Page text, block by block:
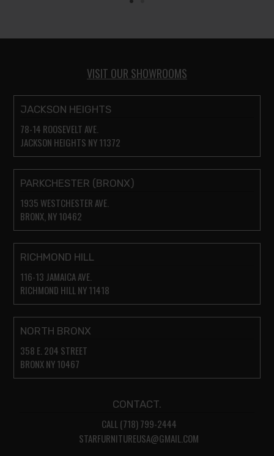
VISIT OUR SHOWROOMS
JACKSON HEIGHTS
78-14 ROOSEVELT AVE.
JACKSON HEIGHTS NY 11372
PARKCHESTER (BRONX)
1935 WESTCHESTER AVE.
BRONX, NY 10462
RICHMOND HILL
116-13 JAMAICA AVE.
RICHMOND HILL NY 11418
NORTH BRONX
358 E. 204 STREET
BRONX NY 10467
CONTACT.
CALL (718) 799-2444
STARFURNITUREUSA@GMAIL.COM